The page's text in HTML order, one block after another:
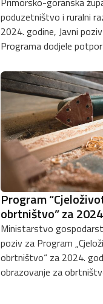
poduzetništvo i ruralni
2024. godine, Javni
Programa dodjele
Program
obrtništvo” za
Ministarstvo
poziv za Program
obrtništvo“ za 2024.
obrazovanje za